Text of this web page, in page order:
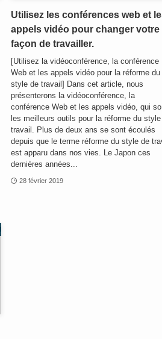
Utilisez les conférences web et
appels vidéo pour changer votre
façon de travailler.
[Utilisez la vidéoconférence, la conférence
Web et les appels vidéo pour la réforme du
style de travail] Dans cet article, nous
présenterons la vidéoconférence, la
conférence Web et les appels vidéo, qui
les meilleurs outils pour la réforme du
travail. Plus de deux ans se sont écoulés
depuis que le terme réforme du style de
est apparu dans nos vies. Le Japon ces
dernières années...
28 février 2019